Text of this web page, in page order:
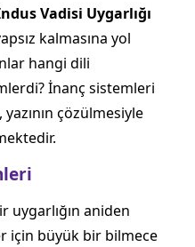
Vadisi Uygarlığı
kalmasına yol
hangi dili
İnanç sistemleri
yazının çözülmesiyle
uygarlığın aniden
için büyük bir bilmece